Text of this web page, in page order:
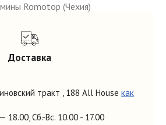
Romotop (Чехия)
Доставка
тракт , 188 All House как
18.00, Cб.-Вс. 10.00 - 17.00